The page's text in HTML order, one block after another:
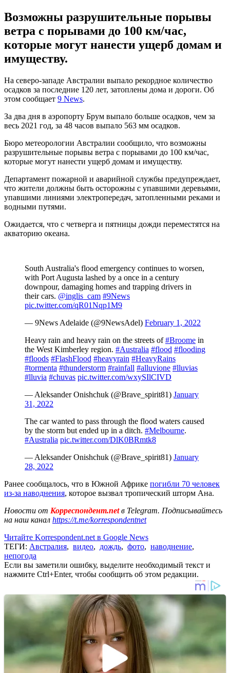
Возможны разрушительные порывы
ветра с порывами до 100 км/час,
которые могут нанести ущерб домам и
имуществу.
На северо-западе Австралии выпало рекордное количество
осадков за последние 120 лет, затоплены дома и дороги. Об
этом сообщает 9 News.
За два дня в аэропорту Брум выпало больше осадков, чем за
весь 2021 год, за 48 часов выпало 563 мм осадков.
Бюро метеорологии Австралии сообщило, что возможны
разрушительные порывы ветра с порывами до 100 км/час,
которые могут нанести ущерб домам и имуществу.
Департамент пожарной и аварийной службы предупреждает,
что жители должны быть осторожны с упавшими деревьями,
упавшими линиями электропередач, затопленными реками и
водными путями.
Ожидается, что с четверга и пятницы дожди переместятся на
акваторию океана.
South Australia's flood emergency continues to worsen,
with Port Augusta lashed by a once in a century
downpour, damaging homes and trapping drivers in
their cars. @inglis_cam #9News
pic.twitter.com/qR01Nqp1M9
— 9News Adelaide (@9NewsAdel) February 1, 2022
Heavy rain and heavy rain on the streets of#Broome in
the West Kimberley region. #Australia #flood #flooding
#floods #FlashFlood #heavyrain #HeavyRains
#tormenta #thunderstorm #rainfall #alluvione #lluvias
#lluvia #chuvas pic.twitter.com/wxySIlCIVD
— Aleksander Onishchuk (@Brave_spirit81) January
31, 2022
The car wanted to pass through the flood waters caused
by the storm but ended up in a ditch. #Melbourne.
#Australia pic.twitter.com/DlK0BRmtk8
— Aleksander Onishchuk (@Brave_spirit81) January
28, 2022
Ранее сообщалось, что в Южной Африке погибли 70 человек
из-за наводнения, которое вызвал тропический шторм Ана.
Новости от Корреспондент.netв Telegram. Подписывайтесь
на наш канал https://t.me/korrespondentnet
Читайте Korrespondent.net в Google News
ТЕГИ: Австралия, видео, дождь, фото, наводнение,
непогода
Если вы заметили ошибку, выделите необходимый текст и
нажмите Ctrl+Enter, чтобы сообщить об этом редакции.